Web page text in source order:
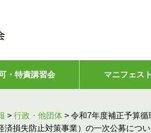
・特責講習会 マニフェス
> 行政・他団体 > 令和7年度補正予算
済損失防止対策事業）の一次公募につい